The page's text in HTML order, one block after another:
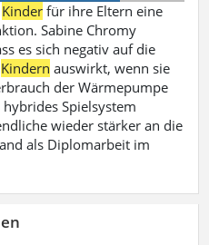
Kinder für ihre Eltern eine
Sabine Chromy
es sich negativ auf die
Kindern auswirkt, wenn sie
der Wärmepumpe
Spielsystem
wieder stärker an die
als Diplomarbeit im